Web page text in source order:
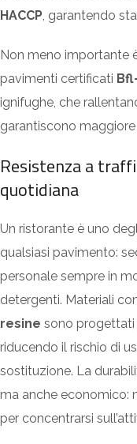
HACCP, garantendo
Non meno importante
pavimenti certificati
ignifughe, che
garantiscono
Resistenza a
quotidiana
Un ristorante è uno
qualsiasi pavimento:
personale sempre in
detergenti. Materiali
resine sono progettati
riducendo il rischio di
sostituzione. La
ma anche economico:
per concentrarsi